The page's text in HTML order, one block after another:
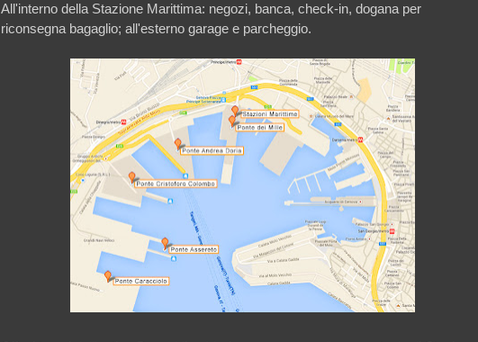
All'interno della Stazione Marittima: negozi, banca, check-in, dogana per
riconsegna bagaglio; all'esterno garage e parcheggio.